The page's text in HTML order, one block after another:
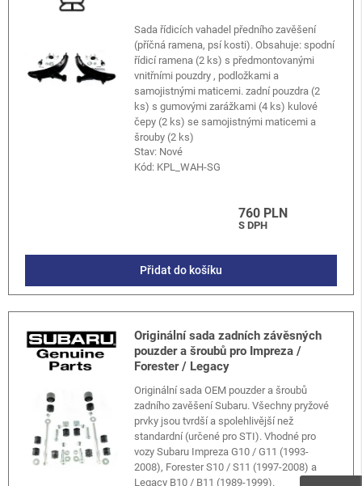
Sada řídicích vahadel předního zavěšení
(příčná ramena, psí kosti). Obsahuje: spodní
řídicí ramena (2 ks) s předmontovanými
vnitřními pouzdry , podložkami a
samojistnými maticemi. zadní pouzdra (2
ks) s gumovými zarážkami (4 ks) kulové
čepy (2 ks) se samojistnými maticemi a
šrouby (2 ks)
Stav: Nové
Kód: KPL_WAH-SG
760 PLN
S DPH
Přidat do košíku
Originální sada zadních závěsných
pouzder a šroubů pro Impreza /
Forester / Legacy
Originální sada OEM pouzder a šroubů
zadního zavěšení Subaru. Všechny pryžové
prvky jsou tvrdší a spolehlivější než
standardní (určené pro STI). Vhodné pro
vozy Subaru Impreza G10 / G11 (1993-
2008), Forester S10 / S11 (1997-2008) a
Legacy B10 / B11 (1989-1999).